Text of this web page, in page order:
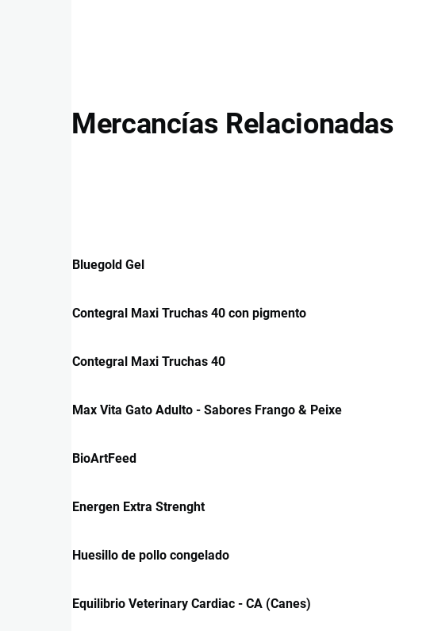
Mercancías Relacionadas
Bluegold Gel
Contegral Maxi Truchas 40 con pigmento
Contegral Maxi Truchas 40
Max Vita Gato Adulto - Sabores Frango & Peixe
BioArtFeed
Energen Extra Strenght
Huesillo de pollo congelado
Equilibrio Veterinary Cardiac - CA (Canes)